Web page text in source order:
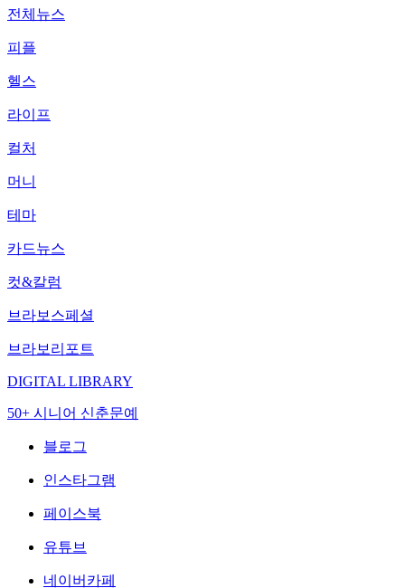
전체뉴스
피플
헬스
라이프
컬처
머니
테마
카드뉴스
컷&칼럼
브라보스페셜
브라보리포트
DIGITAL LIBRARY
50+ 시니어 신춘문예
블로그
인스타그램
페이스북
유튜브
네이버카페